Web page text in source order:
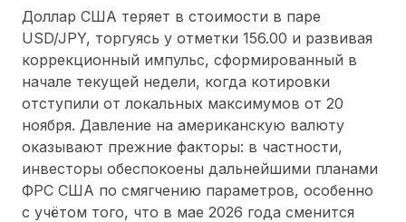
Доллар США теряет в стоимости в паре
USD/JPY, торгуясь у отметки 156.00 и развивая
коррекционный импульс, сформированный в
начале текущей недели, когда котировки
отступили от локальных максимумов от 20
ноября. Давление на американскую валюту
оказывают прежние факторы: в частности,
инвесторы обеспокоены дальнейшими планами
ФРС США по смягчению параметров, особенно
с учётом того, что в мае 2026 года сменится